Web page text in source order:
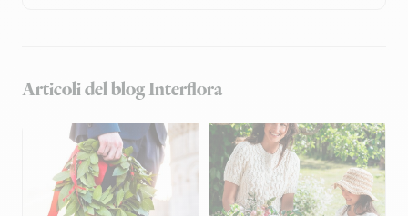
Articoli del blog Interflora